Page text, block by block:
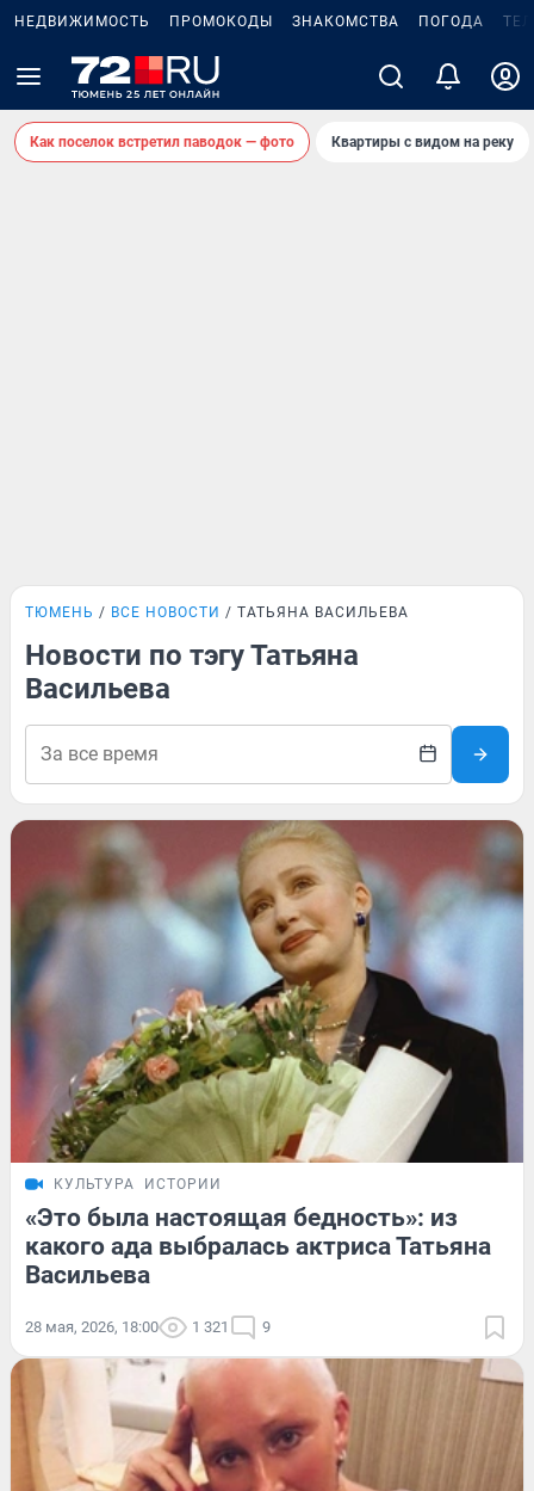
НЕДВИЖИМОСТЬ ПРОМОКОДЫ ЗНАКОМСТВА ПОГОДА
Как поселок встретил паводок — фото Квартиры с видом на реку
ТЮМЕНЬ ВСЕ НОВОСТИ ТАТЬЯНА ВАСИЛЬЕВА
Новости по тэгу Татьяна
Васильева
КУЛЬТУРА ИСТОРИИ
«Это была настоящая бедность»: из
какого ада выбралась актриса Татьяна
Васильева
28 мая, 2026, 18:00 1 321 9